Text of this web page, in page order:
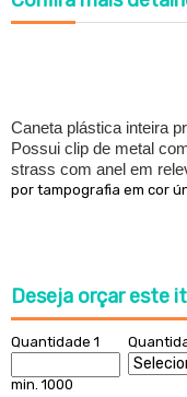
Caneta plástica inteira
Possui clip de metal
strass com anel em
por tampografia em cor
Deseja orçar este
Quantidade 1
min. 1000